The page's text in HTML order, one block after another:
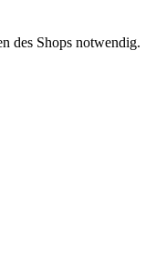
des Shops notwendig.